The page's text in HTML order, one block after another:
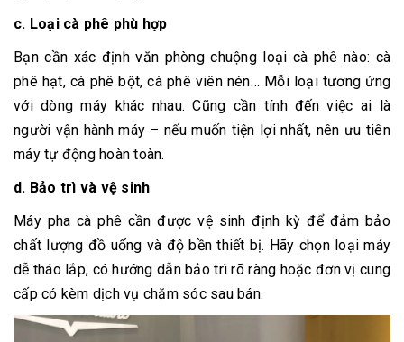
c. Loại cà phê phù hợp
Bạn cần xác định văn phòng chuộng loại cà phê nào: cà
phê hạt, cà phê bột, cà phê viên nén… Mỗi loại tương ứng
với dòng máy khác nhau. Cũng cần tính đến việc ai là
người vận hành máy – nếu muốn tiện lợi nhất, nên ưu tiên
máy tự động hoàn toàn.
d. Bảo trì và vệ sinh
Máy pha cà phê cần được vệ sinh định kỳ để đảm bảo
chất lượng đồ uống và độ bền thiết bị. Hãy chọn loại máy
dễ tháo lắp, có hướng dẫn bảo trì rõ ràng hoặc đơn vị cung
cấp có kèm dịch vụ chăm sóc sau bán.